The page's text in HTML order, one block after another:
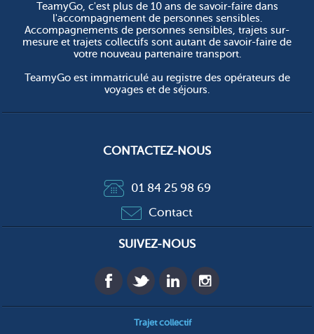
TeamyGo, c'est plus de 10 ans de savoir-faire dans
l'accompagnement de personnes sensibles.
Accompagnements de personnes sensibles, trajets sur-
mesure et trajets collectifs sont autant de savoir-faire de
votre nouveau partenaire transport.
TeamyGo est immatriculé au registre des opérateurs de
voyages et de séjours.
CONTACTEZ-NOUS
01 84 25 98 69
Contact
SUIVEZ-NOUS
Trajet collectif